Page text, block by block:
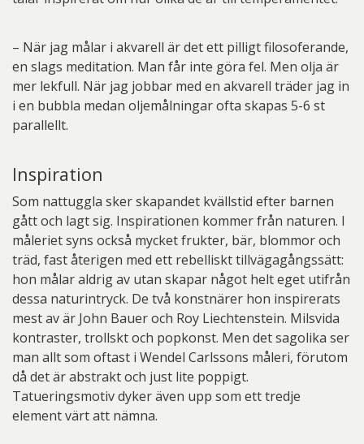
– När jag målar i akvarell är det ett pilligt filosoferande,
en slags meditation. Man får inte göra fel. Men olja är
mer lekfull. När jag jobbar med en akvarell träder jag in
i en bubbla medan oljemålningar ofta skapas 5-6 st
parallellt.
Inspiration
Som nattuggla sker skapandet kvällstid efter barnen
gått och lagt sig. Inspirationen kommer från naturen. I
måleriet syns också mycket frukter, bär, blommor och
träd, fast återigen med ett rebelliskt tillvägagångssätt:
hon målar aldrig av utan skapar något helt eget utifrån
dessa naturintryck. De två konstnärer hon inspirerats
mest av är John Bauer och Roy Liechtenstein. Milsvida
kontraster, trollskt och popkonst. Men det sagolika ser
man allt som oftast i Wendel Carlssons måleri, förutom
då det är abstrakt och just lite poppigt.
Tatueringsmotiv dyker även upp som ett tredje
element värt att nämna.